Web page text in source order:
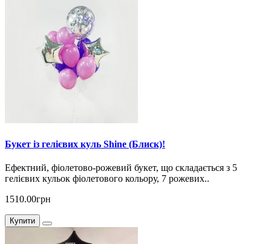
Букет із гелієвих куль Shine (Блиск)!
Ефектний, фіолетово-рожевий букет, що складається з 5
гелієвих кульок фіолетового кольору, 7 рожевих..
1510.00грн
Купити